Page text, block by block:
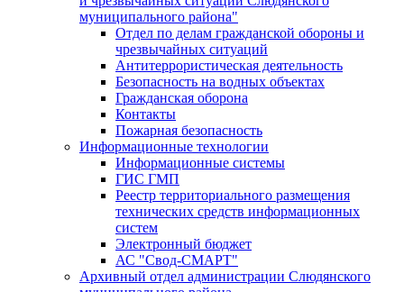
муниципального района"
Отдел по делам гражданской обороны и
чрезвычайных ситуаций
Антитеррористическая деятельность
Безопасность на водных объектах
Гражданская оборона
Контакты
Пожарная безопасность
Информационные технологии
Информационные системы
ГИС ГМП
Реестр территориального размещения
технических средств информационных
систем
Электронный бюджет
АС "Свод-СМАРТ"
Архивный отдел администрации Слюдянского